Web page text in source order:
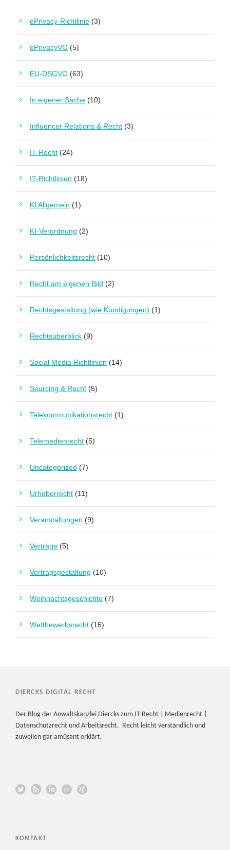
ePrivacy-Richtlinie (3)
ePrivacyVO (5)
EU-DSGVO (63)
In eigener Sache (10)
Influencer Relations & Recht (3)
IT-Recht (24)
IT-Richtlinien (18)
KI Allgemein (1)
KI-Verordnung (2)
Persönlichkeitsrecht (10)
Recht am eigenen Bild (2)
Rechtsgestaltung (wie Kündigungen) (1)
Rechtsüberblick (9)
Social Media Richtlinien (14)
Sourcing & Recht (5)
Telekommunikationsrecht (1)
Telemedienrecht (5)
Uncategorized (7)
Urheberrecht (11)
Veranstaltungen (9)
Verträge (5)
Vertragsgestaltung (10)
Weihnachtsgeschichte (7)
Wettbewerbsrecht (16)
DIERCKS DIGITAL RECHT
Der Blog der Anwaltskanzlei Diercks zum IT-Recht | Medienrecht |
Datenschutzrecht und Arbeitsrecht. Recht leicht verständlich und
zuweilen gar amüsant erklärt.
KONTAKT